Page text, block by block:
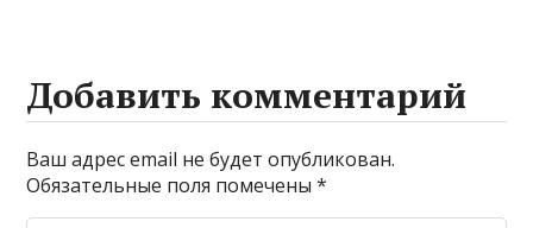
Добавить комментарий
Ваш адрес email не будет опубликован.
Обязательные поля помечены*